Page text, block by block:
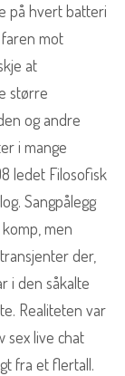
på hvert batteri
mot
at
større
og andre
i mange
ledet Filosofisk
Sangpålegg
men
der,
i den såkalte
Realiteten var
sex live chat
fra et flertall.